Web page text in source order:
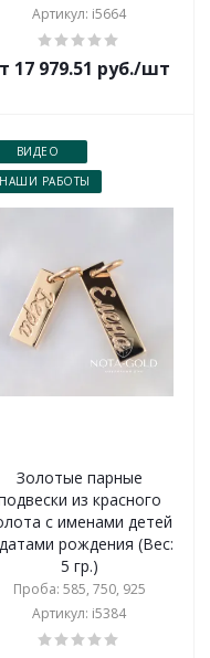
Артикул: i5664
17 979.51 руб./шт
ВИДЕО
НАШИ РАБОТЫ
Золотые парные
из красного
с именами детей
рождения (Вес:
5 гр.)
Проба: 585, 750, 925
Артикул: i5384